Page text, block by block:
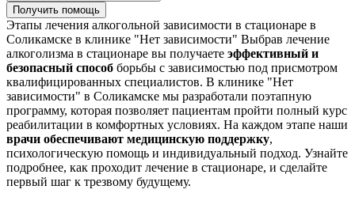
Получить помощь
Этапы лечения алкогольной зависимости в стационаре в
Соликамске в клинике "Нет зависимости" Выбрав лечение
алкоголизма в стационаре вы получаете эффективный и
безопасный способ борьбы с зависимостью под присмотром
квалифицированных специалистов. В клинике "Нет
зависимости" в Соликамске мы разработали поэтапную
программу, которая позволяет пациентам пройти полный курс
реабилитации в комфортных условиях. На каждом этапе наши
врачи обеспечивают медицинскую поддержку,
психологическую помощь и индивидуальный подход. Узнайте
подробнее, как проходит лечение в стационаре, и сделайте
первый шаг к трезвому будущему.